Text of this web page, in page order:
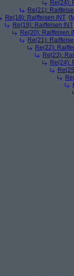
Re(24):
Re(21):
Re(18): Raiffeisen INT (
Re(19): Raiffeisen INT
Re(20): Raiffeisen
Re(21):
Re(22):
Re(23):
Re(24):